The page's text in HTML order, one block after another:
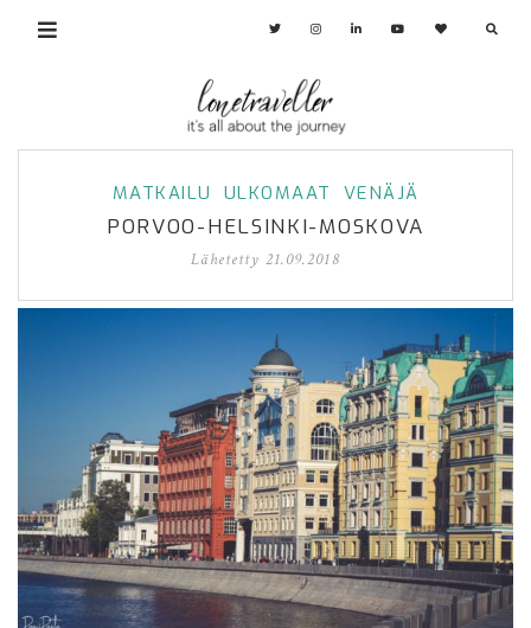
MATKAILU ULKOMAAT VENÄJÄ
PORVOO-HELSINKI-MOSKOVA
Lähetetty 21.09.2018